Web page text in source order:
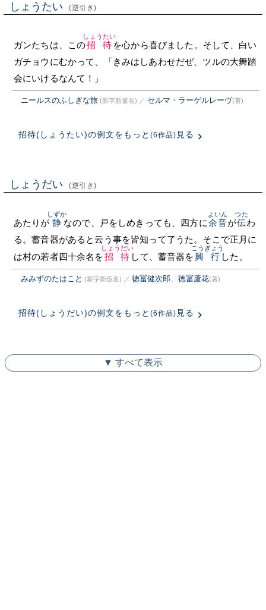
しょうたい (逆引き)
ガンたちは、この招待
しょうたい
を心から喜びました。そして、白い
ガチョウにむかって、「きみはしあわせだぜ、ツルの大舞踏
会にいけるなんて！」
ニールスのふしぎな旅 (新字新仮名) ／ セルマ・ラーゲルレーヴ(著)
招待(しょうたい)の例文をもっと (6作品) 見る
しょうだい (逆引き)
あたりが 静
しずか
なので、戸をしめきっても、四方に余音
よいん
が伝
つた
わ
る。蓄音器があると云う事を皆知って了うた。そこで正月に
は村の若者四十余名を招待
しょうだい
して、蓄音器を興行
こうぎょう
した。
みみずのたはこと (新字新仮名) ／ 徳冨健次郎、 徳冨蘆花(著)
招待(しょうだい)の例文をもっと (6作品) 見る
▼ すべて表示